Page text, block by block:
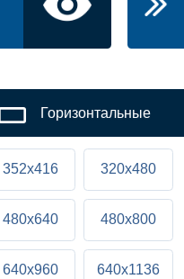
Горизонтальные
352x416 320x480
480x640 480x800
640x960 640x1136